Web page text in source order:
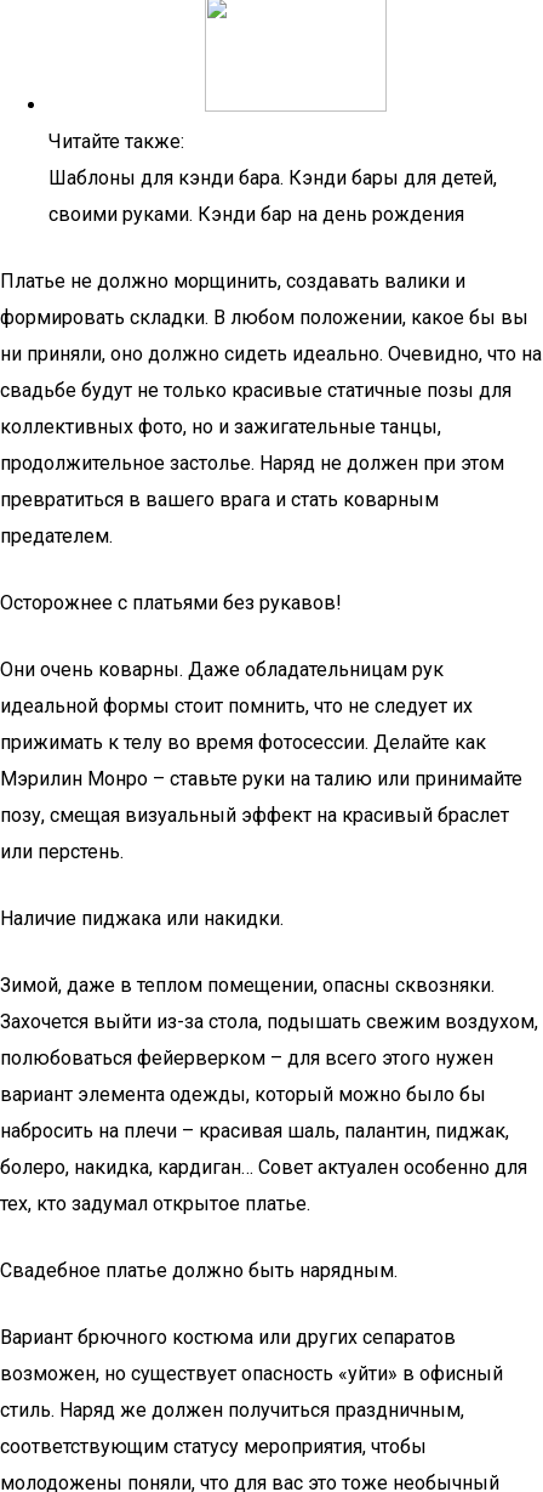
Читайте также:
Шаблоны для кэнди бара. Кэнди бары для детей,
своими руками. Кэнди бар на день рождения
Платье не должно морщинить, создавать валики и
формировать складки. В любом положении, какое бы вы
ни приняли, оно должно сидеть идеально. Очевидно, что на
свадьбе будут не только красивые статичные позы для
коллективных фото, но и зажигательные танцы,
продолжительное застолье. Наряд не должен при этом
превратиться в вашего врага и стать коварным
предателем.
Осторожнее с платьями без рукавов!
Они очень коварны. Даже обладательницам рук
идеальной формы стоит помнить, что не следует их
прижимать к телу во время фотосессии. Делайте как
Мэрилин Монро – ставьте руки на талию или принимайте
позу, смещая визуальный эффект на красивый браслет
или перстень.
Наличие пиджака или накидки.
Зимой, даже в теплом помещении, опасны сквозняки.
Захочется выйти из-за стола, подышать свежим воздухом,
полюбоваться фейерверком – для всего этого нужен
вариант элемента одежды, который можно было бы
набросить на плечи – красивая шаль, палантин, пиджак,
болеро, накидка, кардиган… Совет актуален особенно для
тех, кто задумал открытое платье.
Свадебное платье должно быть нарядным.
Вариант брючного костюма или других сепаратов
возможен, но существует опасность «уйти» в офисный
стиль. Наряд же должен получиться праздничным,
соответствующим статусу мероприятия, чтобы
молодожены поняли, что для вас это тоже необычный